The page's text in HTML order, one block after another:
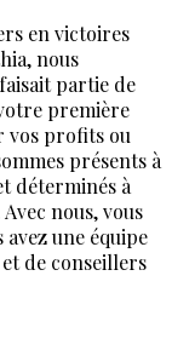
en victoires
nous
partie de
première
vos profits ou
présents à
déterminés à
nous, vous
une équipe
de conseillers